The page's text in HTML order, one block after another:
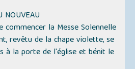
NOUVEAU
commencer la Messe Solennelle
revêtu de la chape violette, se
à la porte de l'église et bénit le